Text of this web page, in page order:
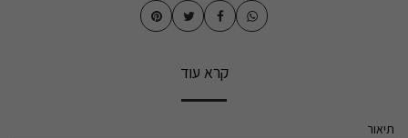
קרא עוד
תיאור